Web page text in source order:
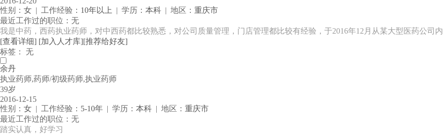
性别： 女 | 工作经验： 10年以上 | 学历： 本科 | 地区： 重庆市
最近工作过的职位：无
我是中药，西药执业药师，对中西药都比较熟悉，对公司质量管理，门店管理都比较有经验，于2016年12月从某大型医药公司
[查看详细] [加入人才库][推荐给好友]
标签： 无
余丹
执业药师,药师/初级药师,执业药师
39岁
2016-12-15
性别： 女 | 工作经验： 5-10年 | 学历： 本科 | 地区： 重庆市
最近工作过的职位：无
踏实认真，好学习